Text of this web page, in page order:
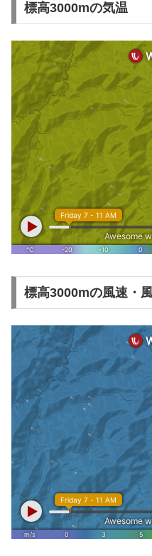
標高3000mの気温
標高3000mの風速・